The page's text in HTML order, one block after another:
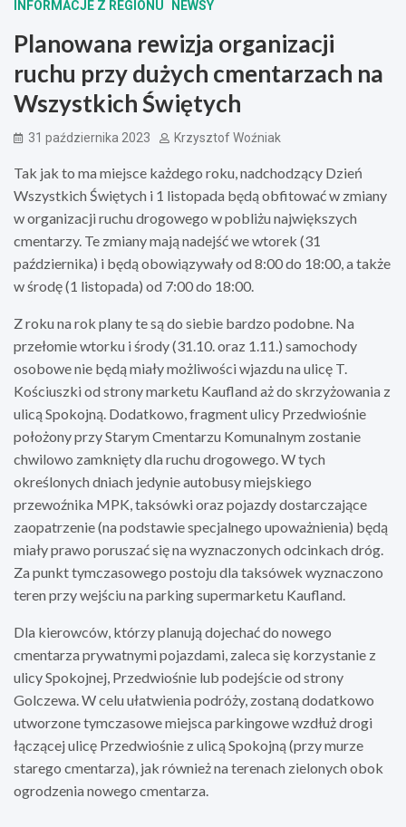
INFORMACJE Z REGIONU NEWSY
Planowana rewizja organizacji
ruchu przy dużych cmentarzach na
Wszystkich Świętych
31 października 2023 Krzysztof Woźniak
Tak jak to ma miejsce każdego roku, nadchodzący Dzień
Wszystkich Świętych i 1 listopada będą obfitować w zmiany
w organizacji ruchu drogowego w pobliżu największych
cmentarzy. Te zmiany mają nadejść we wtorek (31
października) i będą obowiązywały od 8:00 do 18:00, a także
w środę (1 listopada) od 7:00 do 18:00.
Z roku na rok plany te są do siebie bardzo podobne. Na
przełomie wtorku i środy (31.10. oraz 1.11.) samochody
osobowe nie będą miały możliwości wjazdu na ulicę T.
Kościuszki od strony marketu Kaufland aż do skrzyżowania z
ulicą Spokojną. Dodatkowo, fragment ulicy Przedwiośnie
położony przy Starym Cmentarzu Komunalnym zostanie
chwilowo zamknięty dla ruchu drogowego. W tych
określonych dniach jedynie autobusy miejskiego
przewoźnika MPK, taksówki oraz pojazdy dostarczające
zaopatrzenie (na podstawie specjalnego upoważnienia) będą
miały prawo poruszać się na wyznaczonych odcinkach dróg.
Za punkt tymczasowego postoju dla taksówek wyznaczono
teren przy wejściu na parking supermarketu Kaufland.
Dla kierowców, którzy planują dojechać do nowego
cmentarza prywatnymi pojazdami, zaleca się korzystanie z
ulicy Spokojnej, Przedwiośnie lub podejście od strony
Golczewa. W celu ułatwienia podróży, zostaną dodatkowo
utworzone tymczasowe miejsca parkingowe wzdłuż drogi
łączącej ulicę Przedwiośnie z ulicą Spokojną (przy murze
starego cmentarza), jak również na terenach zielonych obok
ogrodzenia nowego cmentarza.